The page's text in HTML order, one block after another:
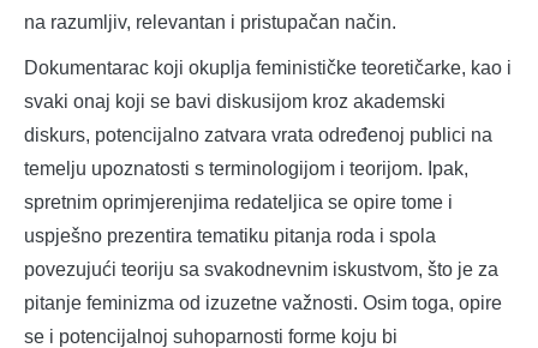
na razumljiv, relevantan i pristupačan način.
Dokumentarac koji okuplja feminističke teoretičarke, kao i
svaki onaj koji se bavi diskusijom kroz akademski
diskurs, potencijalno zatvara vrata određenoj publici na
temelju upoznatosti s terminologijom i teorijom. Ipak,
spretnim oprimjerenjima redateljica se opire tome i
uspješno prezentira tematiku pitanja roda i spola
povezujući teoriju sa svakodnevnim iskustvom, što je za
pitanje feminizma od izuzetne važnosti. Osim toga, opire
se i potencijalnoj suhoparnosti forme koju bi